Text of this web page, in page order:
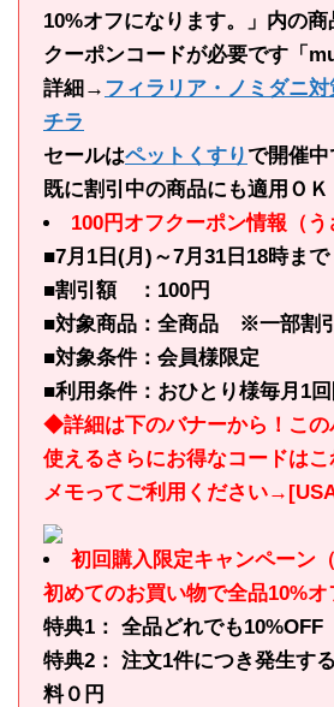
10%オフになります。」内の商
クーポンコードが必要です「
詳細→ フィラリア・ノミダニ
チラ
セールはペットくすりで開催中
既に割引中の商品にも適用ＯＫ
100円オフクーポン情報（う
■7月1日(月)～7月31日18時まで
■割引額 ：100円
■対象商品：全商品 ※一部割
■対象条件：会員様限定
■利用条件：おひとり様毎月1回
◆詳細は下のバナーから！この
使えるさらにお得なコードはこ
メモってご利用ください
初回購入限定キャンペーン
初めてのお買い物で全品10%オ
特典1： 全品どれでも10%OFF
特典2： 注文1件につき発生す
料０円